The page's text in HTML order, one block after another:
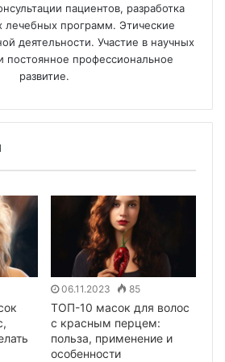
пациентов, разработка
лечебных программ. Этические
деятельности. Участие в научных
постоянное профессиональное
развитие.
06.11.2023 85
ТОП-10 масок для волос
с красным перцем:
польза, применение и
особенности